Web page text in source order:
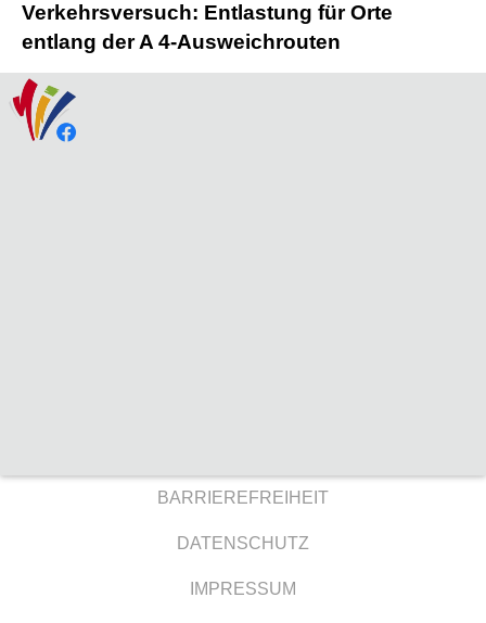
Verkehrsversuch: Entlastung für Orte
entlang der A 4-Ausweichrouten
BARRIEREFREIHEIT
DATENSCHUTZ
IMPRESSUM